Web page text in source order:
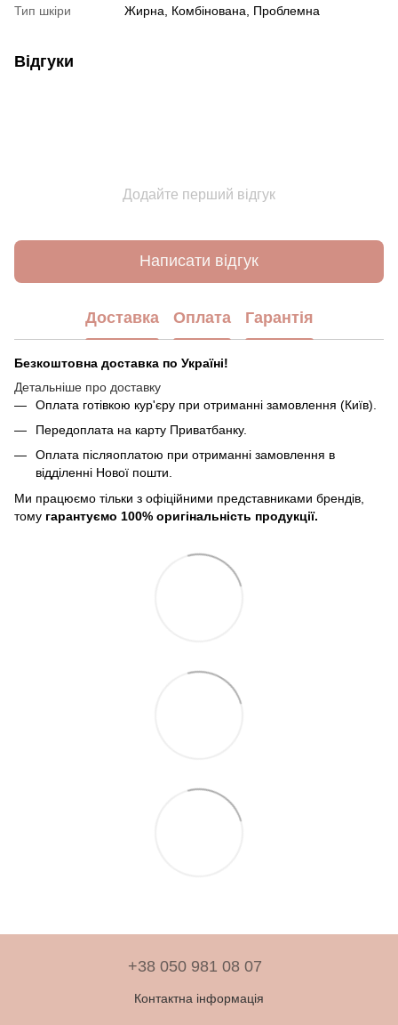
Тип шкіри Жирна, Комбінована, Проблемна
Відгуки
Додайте перший відгук
Написати відгук
Доставка Оплата Гарантія
Безкоштовна доставка по Україні!
Детальніше про доставку
Оплата готівкою кур'єру при отриманні замовлення (Київ).
Передоплата на карту Приватбанку.
Оплата післяоплатою при отриманні замовлення в
відділенні Нової пошти.
Ми працюємо тільки з офіційними представниками брендів,
тому гарантуємо 100% оригінальність продукції.
+38 050 981 08 07
Контактна інформація